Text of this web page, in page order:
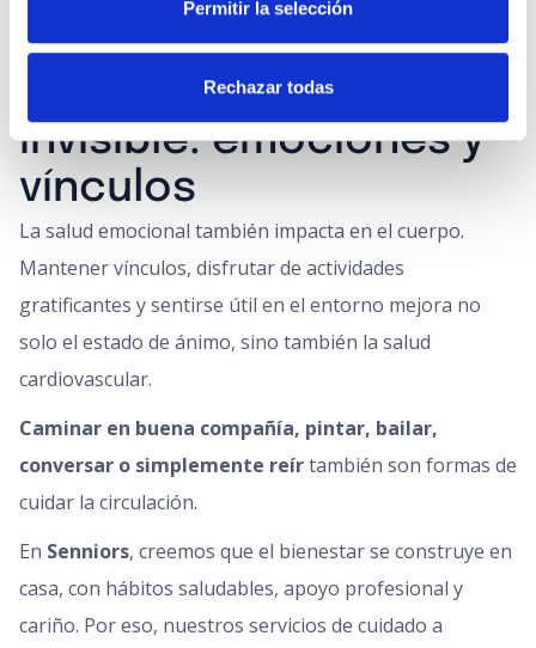
Permitir la selección
Rechazar todas
Cuida también lo
invisible: emociones y
vínculos
La salud emocional también impacta en el cuerpo.
Mantener vínculos, disfrutar de actividades
gratificantes y sentirse útil en el entorno mejora no
solo el estado de ánimo, sino también la salud
cardiovascular.
Caminar en buena compañía, pintar, bailar,
conversar o simplemente reírtambién son formas de
cuidar la circulación.
En Senniors, creemos que el bienestar se construye en
casa, con hábitos saludables, apoyo profesional y
cariño. Por eso, nuestros servicios de cuidado a